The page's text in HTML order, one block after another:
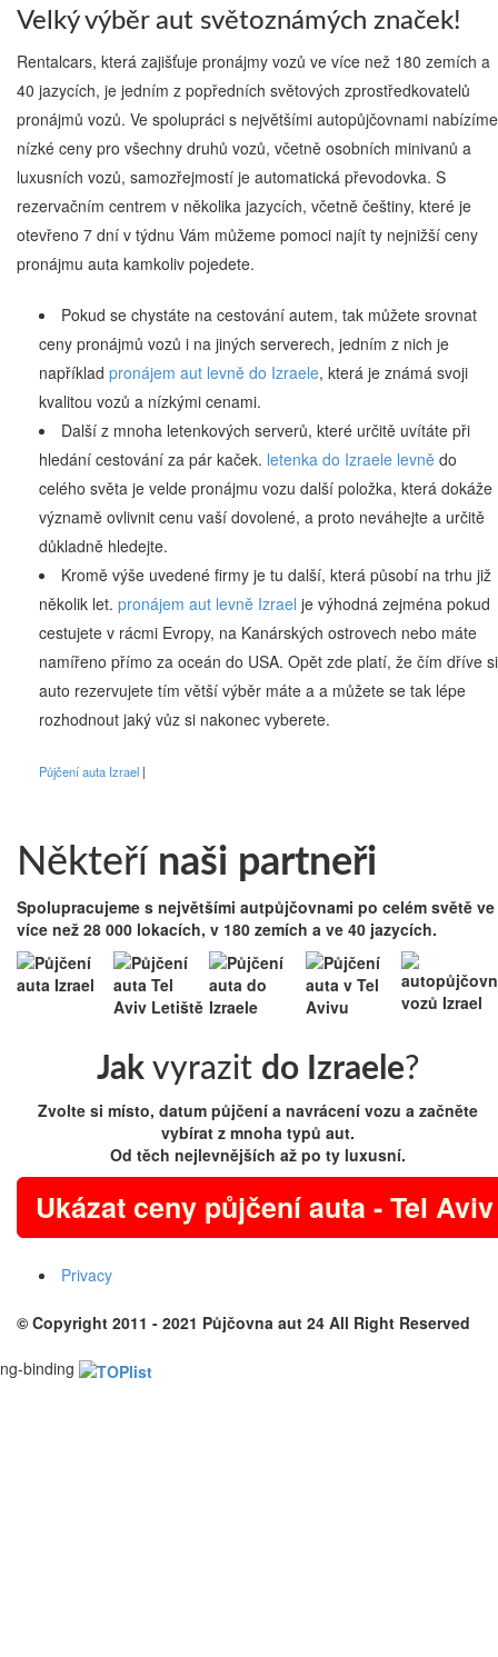
Velký výběr aut světoznámých značek!
Rentalcars, která zajišťuje pronájmy vozů ve více než 180 zemích a
40 jazycích, je jedním z popředních světových zprostředkovatelů
pronájmů vozů. Ve spolupráci s největšími autopůjčovnami nabízíme
nízké ceny pro všechny druhů vozů, včetně osobních minivanů a
luxusních vozů, samozřejmostí je automatická převodovka. S
rezervačním centrem v několika jazycích, včetně češtiny, které je
otevřeno 7 dní v týdnu Vám můžeme pomoci najít ty nejnižší ceny
pronájmu auta kamkoliv pojedete.
Pokud se chystáte na cestování autem, tak můžete srovnat
ceny pronájmů vozů i na jiných serverech, jedním z nich je
například pronájem aut levně do Izraele, která je známá svoji
kvalitou vozů a nízkými cenami.
Další z mnoha letenkových serverů, které určitě uvítáte při
hledání cestování za pár kaček. letenka do Izraele levně do
celého světa je velde pronájmu vozu další položka, která dokáže
významě ovlivnit cenu vaší dovolené, a proto neváhejte a určitě
důkladně hledejte.
Kromě výše uvedené firmy je tu další, která působí na trhu již
několik let. pronájem aut levně Izrael je výhodná zejména pokud
cestujete v rácmi Evropy, na Kanárských ostrovech nebo máte
namířeno přímo za oceán do USA. Opět zde platí, že čím dříve si
auto rezervujete tím větší výběr máte a a můžete se tak lépe
rozhodnout jaký vůz si nakonec vyberete.
Půjčení auta Izrael
Někteří naši partneři
Spolupracujeme s největšími autpůjčovnami po celém světě ve
více než 28 000 lokacích, v 180 zemích a ve 40 jazycích.
Jakvyrazit do Izraele?
Zvolte si místo, datum půjčení a navrácení vozu a začněte
vybírat z mnoha typů aut.
Od těch nejlevnějších až po ty luxusní.
Ukázat ceny půjčení auta - Tel
Privacy
© Copyright 2011 - 2021 Půjčovna aut 24 All Right Reserved
ng-binding